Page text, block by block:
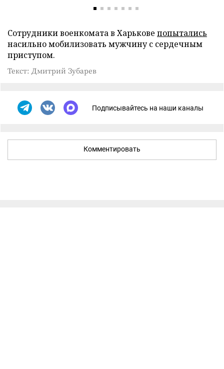
Сотрудники военкомата в Харькове попытались
насильно мобилизовать мужчину с сердечным
приступом.
Текст: Дмитрий Зубарев
Подписывайтесь на наши каналы
Комментировать